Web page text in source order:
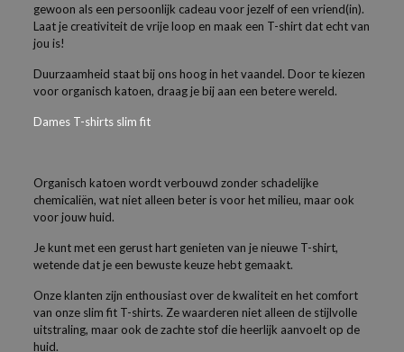
gewoon als een persoonlijk cadeau voor jezelf of een vriend(in).
Laat je creativiteit de vrije loop en maak een T-shirt dat echt van
jou is!
Duurzaamheid staat bij ons hoog in het vaandel. Door te kiezen
voor organisch katoen, draag je bij aan een betere wereld.
Dames T-shirts slim fit
Organisch katoen wordt verbouwd zonder schadelijke
chemicaliën, wat niet alleen beter is voor het milieu, maar ook
voor jouw huid.
Je kunt met een gerust hart genieten van je nieuwe T-shirt,
wetende dat je een bewuste keuze hebt gemaakt.
Onze klanten zijn enthousiast over de kwaliteit en het comfort
van onze slim fit T-shirts. Ze waarderen niet alleen de stijlvolle
uitstraling, maar ook de zachte stof die heerlijk aanvoelt op de
huid.